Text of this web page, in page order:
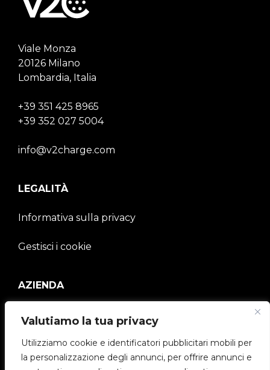
Valutiamo la tua privacy
Utilizziamo cookie e identificatori pubblicitari mobili per
la personalizzazione degli annunci, per offrire annunci e
Viale Monza
20126 Milano
Lombardia, Italia
+39 351 425 8965
+39 352 027 5004
info@v2charge.com
LEGALITÀ
Informativa sulla privacy
Gestisci i cookie
AZIENDA
V2C Community
e-Chargers